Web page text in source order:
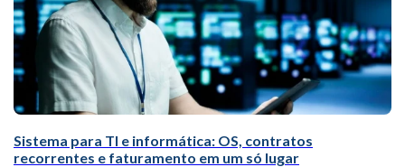
Sistema para TI e informática: OS, contratos
recorrentes e faturamento em um só lugar